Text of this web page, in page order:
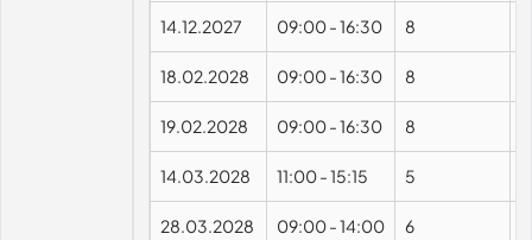
14.12.2027 09:00-16:30 8
18.02.2028 09:00-16:30 8
19.02.2028 09:00-16:30 8
14.03.2028 11:00-15:15 5
28.03.2028 09:00-14:00 6